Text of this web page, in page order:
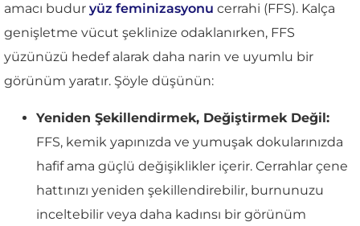
amacı budur yüz feminizasyonu cerrahi (FFS). Kalça
genişletme vücut şeklinize odaklanırken, FFS
yüzünüzü hedef alarak daha narin ve uyumlu bir
görünüm yaratır. Şöyle düşünün:
Yeniden Şekillendirmek, Değiştirmek Değil:
FFS, kemik yapınızda ve yumuşak dokularınızda
hafif ama güçlü değişiklikler içerir. Cerrahlar çene
hattınızı yeniden şekillendirebilir, burnunuzu
inceltebilir veya daha kadınsı bir görünüm